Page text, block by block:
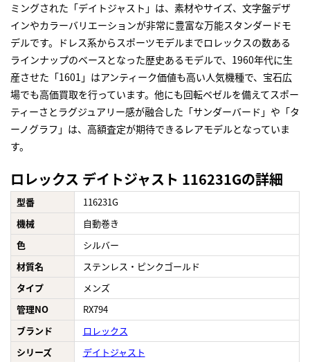
ミングされた「デイトジャスト」は、素材やサイズ、文字盤デザ
インやカラーバリエーションが非常に豊富な万能スタンダードモ
デルです。ドレス系からスポーツモデルまでロレックスの数ある
ラインナップのベースとなった歴史あるモデルで、1960年代に生
産させた「1601」はアンティーク価値も高い人気機種で、宝石広
場でも高価買取を行っています。他にも回転ベゼルを備えてスポー
ティーさとラグジュアリー感が融合した「サンダーバード」や「タ
ーノグラフ」は、高額査定が期待できるレアモデルとなっていま
す。
ロレックス デイトジャスト 116231Gの詳細
型番
116231G
機械
自動巻き
色
シルバー
材質名
ステンレス・ピンクゴールド
タイプ
メンズ
管理NO
RX794
ブランド
ロレックス
シリーズ
デイトジャスト